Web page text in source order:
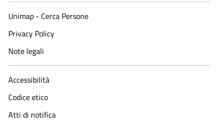
Unimap - Cerca Persone
Privacy Policy
Note legali
Accessibilità
Codice etico
Atti di notifica